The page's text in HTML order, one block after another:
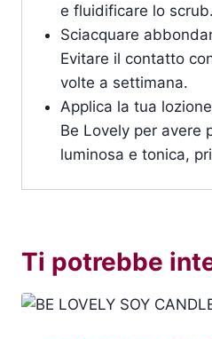
e fluidificare lo scrub.
Sciacquare
Evitare il contatto
volte a settimana.
Applica la tua
Be Lovely per avere
luminosa e tonica,
Ti potrebbe